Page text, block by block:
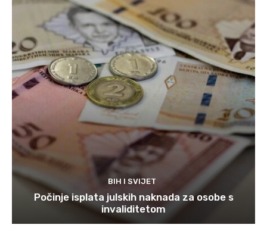
BIH I SVIJET
Počinje isplata julskih naknada za osobe s
invaliditetom